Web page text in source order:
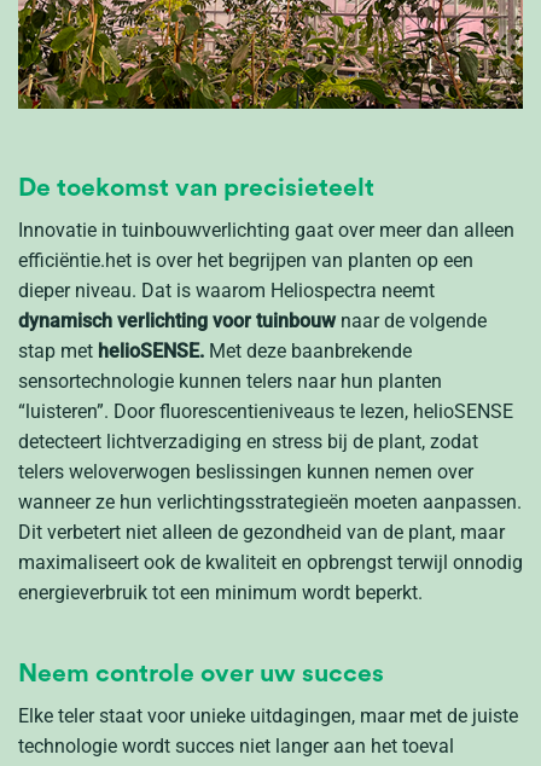
De toekomst van precisieteelt
Innovatie in tuinbouwverlichting gaat over meer dan alleen
efficiëntie.het is over het begrijpen van planten op een
dieper niveau. Dat is waarom Heliospectra neemt
dynamisch verlichting voor tuinbouwnaar de volgende
stap met helioSENSE. Met deze baanbrekende
sensortechnologie kunnen telers naar hun planten
“luisteren”. Door fluorescentieniveaus te lezen, helioSENSE
detecteert lichtverzadiging en stress bij de plant, zodat
telers weloverwogen beslissingen kunnen nemen over
wanneer ze hun verlichtingsstrategieën moeten aanpassen.
Dit verbetert niet alleen de gezondheid van de plant, maar
maximaliseert ook de kwaliteit en opbrengst terwijl onnodig
energieverbruik tot een minimum wordt beperkt.
Neem controle over uw succes
Elke teler staat voor unieke uitdagingen, maar met de juiste
technologie wordt succes niet langer aan het toeval